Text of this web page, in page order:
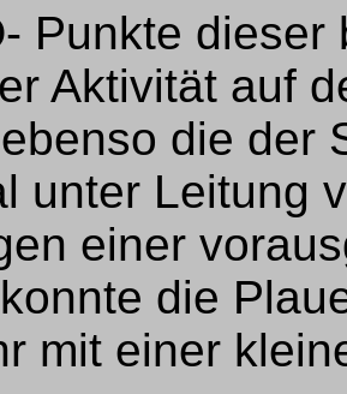
Punkte
Aktivität auf
die der
unter Leitung
einer
die
mit einer